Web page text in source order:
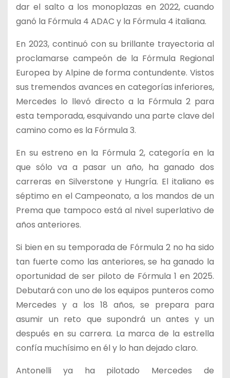
dar el salto a los monoplazas en 2022, cuando
ganó la Fórmula 4 ADAC y la Fórmula 4 italiana.
En 2023, continuó con su brillante trayectoria al
proclamarse campeón de la Fórmula Regional
Europea by Alpine de forma contundente. Vistos
sus tremendos avances en categorías inferiores,
Mercedes lo llevó directo a la Fórmula 2 para
esta temporada, esquivando una parte clave del
camino como es la Fórmula 3.
En su estreno en la Fórmula 2, categoría en la
que sólo va a pasar un año, ha ganado dos
carreras en Silverstone y Hungría. El italiano es
séptimo en el Campeonato, a los mandos de un
Prema que tampoco está al nivel superlativo de
años anteriores.
Si bien en su temporada de Fórmula 2 no ha sido
tan fuerte como las anteriores, se ha ganado la
oportunidad de ser piloto de Fórmula 1 en 2025.
Debutará con uno de los equipos punteros como
Mercedes y a los 18 años, se prepara para
asumir un reto que supondrá un antes y un
después en su carrera. La marca de la estrella
confía muchísimo en él y lo han dejado claro.
Antonelli ya ha pilotado Mercedes de